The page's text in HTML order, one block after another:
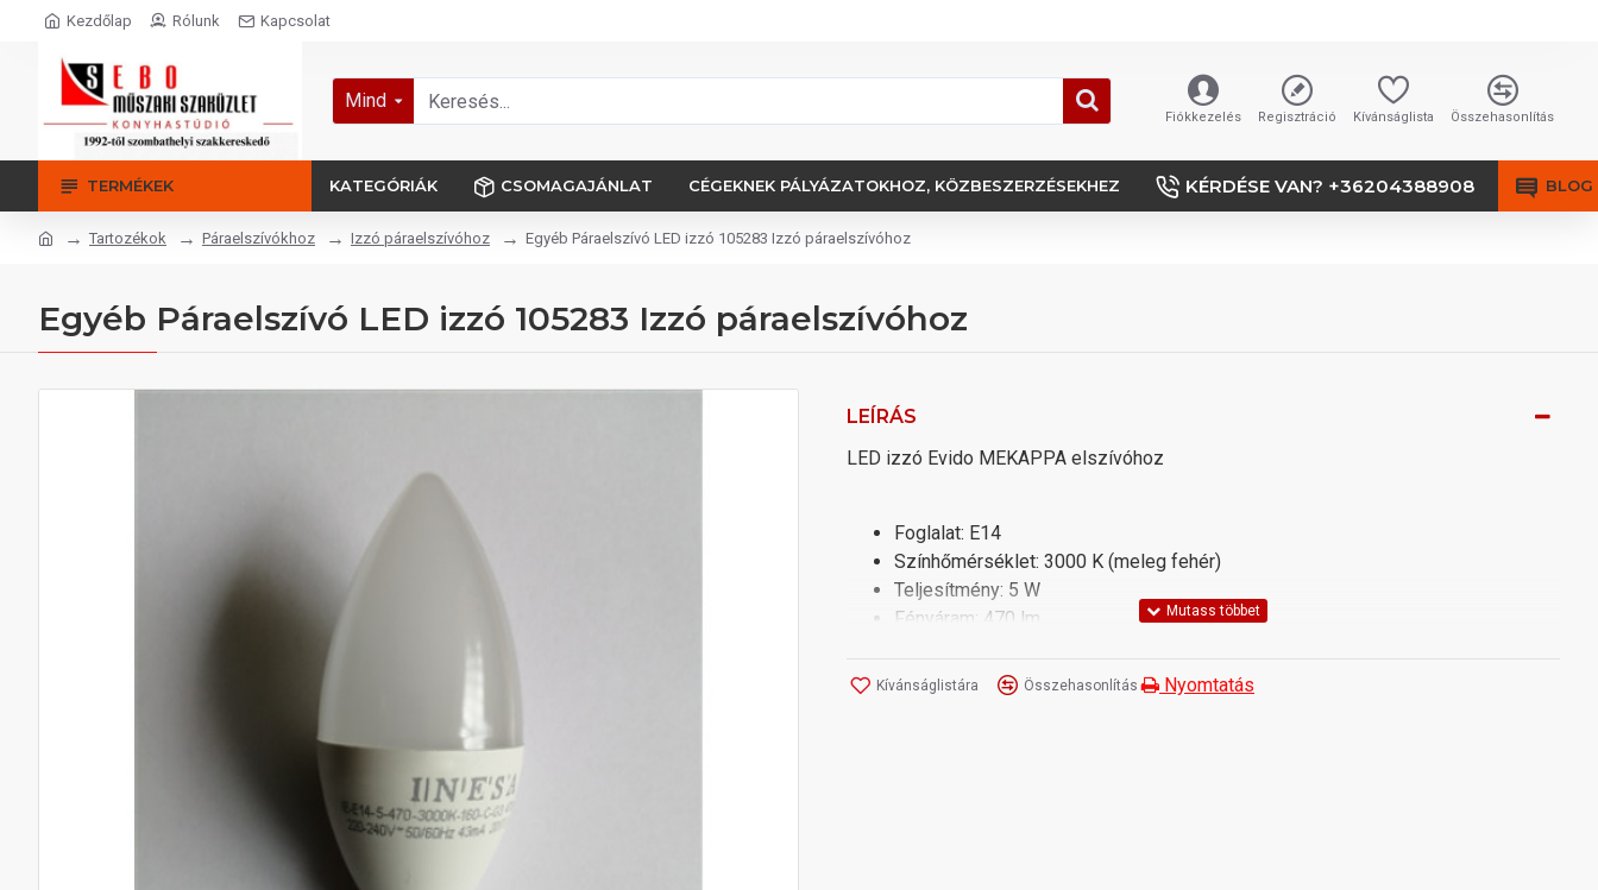
Kezdőlap Rólunk Kapcsolat
Mind
Fiókkezelés Regisztráció Kívánságlista Összehasonlítás
TERMÉKEK KATEGÓRIÁK CSOMAGAJÁNLAT CÉGEKNEK PÁLYÁZATOKHOZ, KÖZBESZERZÉSEKHEZ KÉRDÉSE VAN? +36204388908 BLOG
Tartozékok Páraelszívókhoz Izzó páraelszívóhoz Egyéb Páraelszívó LED izzó 105283 Izzó páraelszívóhoz
Egyéb Páraelszívó LED izzó 105283 Izzó páraelszívóhoz
LEÍRÁS
LED izzó Evido MEKAPPA elszívóhoz
Foglalat: E14
Színhőmérséklet: 3000 K (meleg fehér)
Teljesítmény: 5 W
Fényáram: 470 lm
Méret: 103 mm x 37 mm
Kívánságlistára Összehasonlítás Nyomtatás